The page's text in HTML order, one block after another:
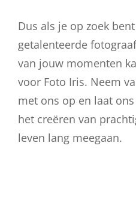
Dus als je op zoek
getalenteerde
van jouw momenten
voor Foto Iris. Neem
met ons op en laat
het creëren van
leven lang meegaan.